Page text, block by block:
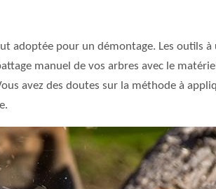
adoptée pour un démontage. Les outils
manuel de vos arbres avec le
avez des doutes sur la méthode à